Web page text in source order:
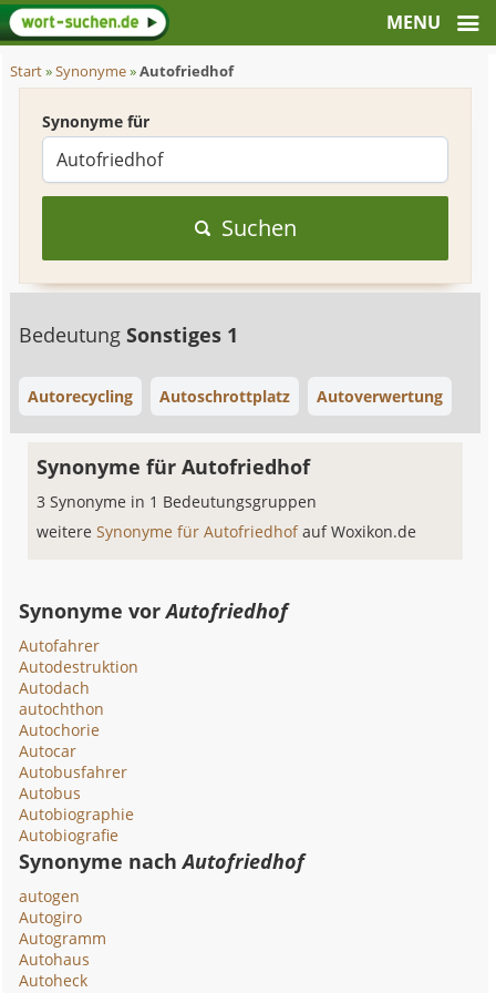
Start»Synonyme»Autofriedhof
Synonyme für
Suchen
BedeutungSonstiges 1
Autorecycling Autoschrottplatz Autoverwertung
Synonyme für Autofriedhof
3 Synonyme in 1 Bedeutungsgruppen
weitereSynonyme für Autofriedhofauf Woxikon.de
Synonyme vorAutofriedhof
Autofahrer
Autodestruktion
Autodach
autochthon
Autochorie
Autocar
Autobusfahrer
Autobus
Autobiographie
Autobiografie
Synonyme nachAutofriedhof
autogen
Autogiro
Autogramm
Autohaus
Autoheck